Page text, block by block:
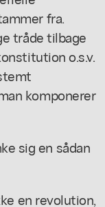
fra.
tråde tilbage
o.s.v.
komponerer
sig en sådan
en revolution,